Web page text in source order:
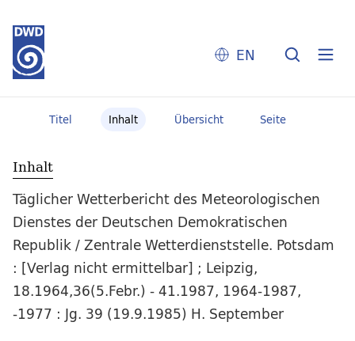
EN
Titel Inhalt Übersicht Seite
Inhalt
Täglicher Wetterbericht des Meteorologischen
Dienstes der Deutschen Demokratischen
Republik / Zentrale Wetterdienststelle. Potsdam
: [Verlag nicht ermittelbar] ; Leipzig,
18.1964,36(5.Febr.) - 41.1987, 1964-1987,
-1977 : Jg. 39 (19.9.1985) H. September